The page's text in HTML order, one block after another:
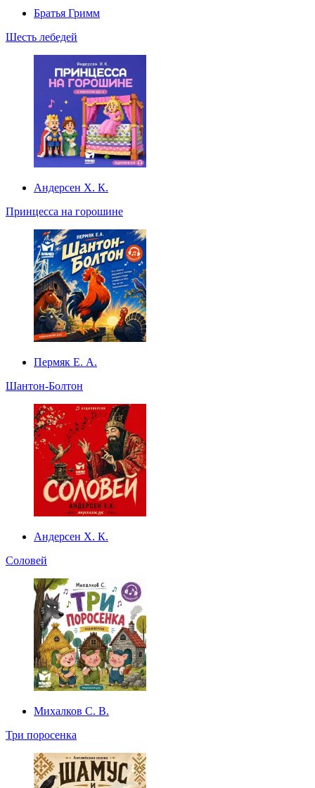
Братья Гримм
Шесть лебедей
Андерсен Х. К.
Принцесса на горошине
Пермяк Е. А.
Шантон-Болтон
Андерсен Х. К.
Соловей
Михалков С. В.
Три поросенка